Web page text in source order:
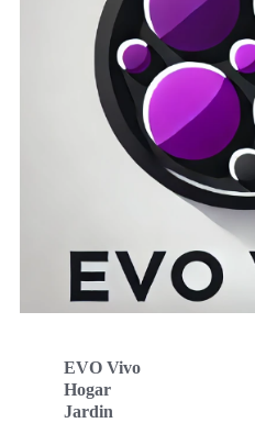
EVO Vivo
Hogar
Jardin